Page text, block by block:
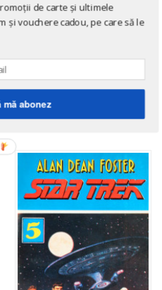
pedeapsa
de
de carte și ultimele
și vouchere cadou, pe care să le
mă abonez